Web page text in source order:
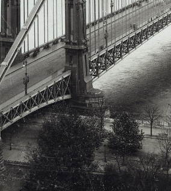
1913 · Berlin
Wannsee strand.